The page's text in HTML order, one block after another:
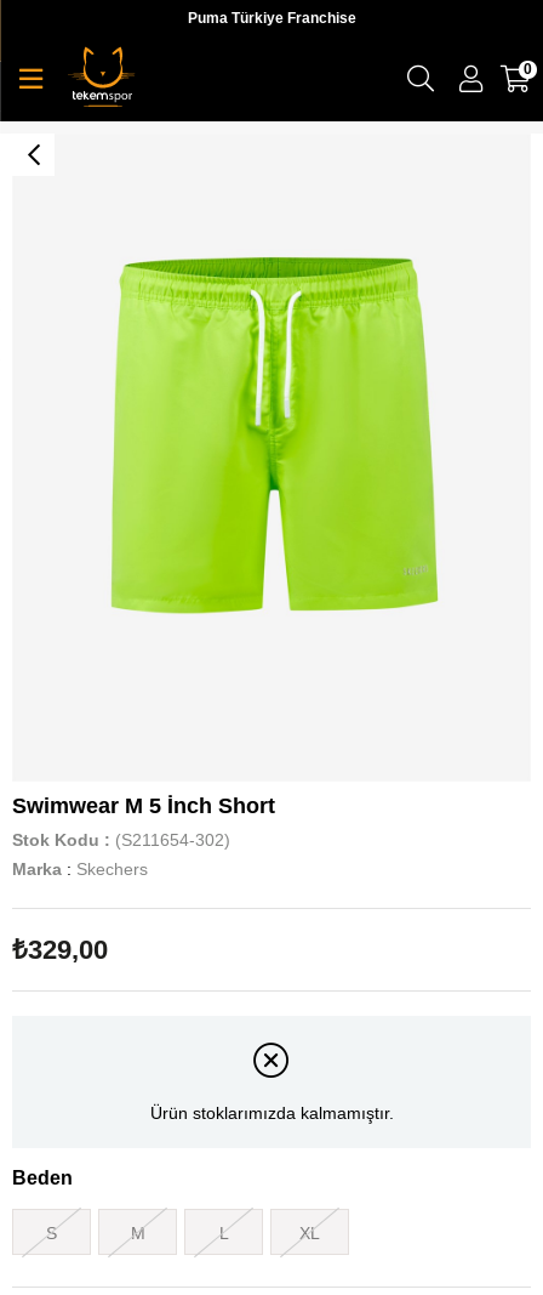
Puma Türkiye Franchise
0
Swimwear M 5 İnch Short
Stok Kodu
(S211654-302)
Marka : Skechers
₺329,00
Ürün stoklarımızda kalmamıştır.
Beden
S M L XL